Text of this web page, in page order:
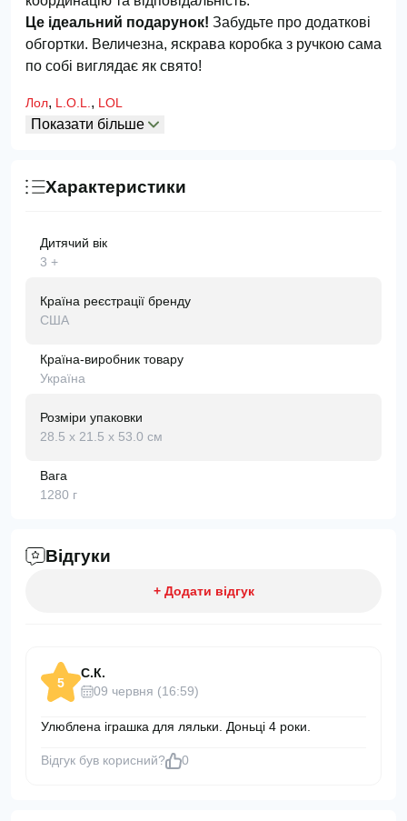
Це ідеальний подарунок! Забудьте про додаткові
обгортки. Величезна, яскрава коробка з ручкою сама
по собі виглядає як свято!
Лол, L.O.L. , LOL
Показати більше
Характеристики
Дитячий вік
3 +
Країна реєстрації бренду
США
Країна-виробник товару
Україна
Розміри упаковки
28.5 х 21.5 х 53.0 см
Вага
1280 г
Відгуки
+ Додати відгук
5
С.К.
09 червня (16:59)
Улюблена іграшка для ляльки. Доньці 4 роки.
Відгук був корисний? 0